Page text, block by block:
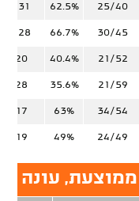
25/40
62.5%
10/31
30/45
66.7%
10/28
21/52
40.4%
4/20
21/59
35.6%
6/28
34/54
63%
3/17
24/49
49%
7/19
עונה